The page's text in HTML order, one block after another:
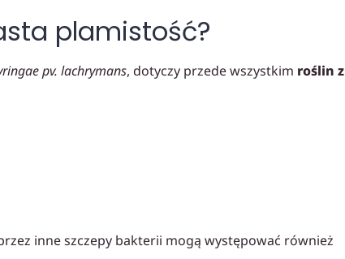
plamistość?
pv. lachrymans, dotyczy przede wszystkim roślin z
inne szczepy bakterii mogą występować również